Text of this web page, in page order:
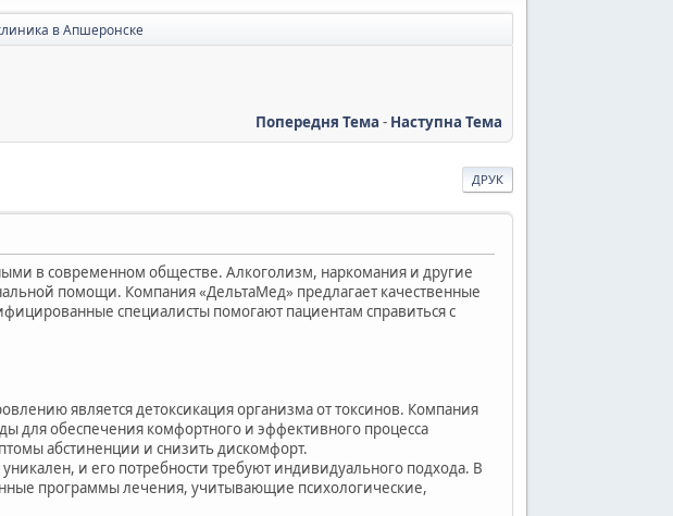
в Апшеронске
Попередня Тема - Наступна Тема
ДРУК
в современном обществе. Алкоголизм, наркомания и другие
помощи. Компания «ДельтаМед» предлагает качественные
специалисты помогают пациентам справиться с
является детоксикация организма от токсинов. Компания
для обеспечения комфортного и эффективного процесса
абстиненции и снизить дискомфорт.
и его потребности требуют индивидуального подхода. В
программы лечения, учитывающие психологические,